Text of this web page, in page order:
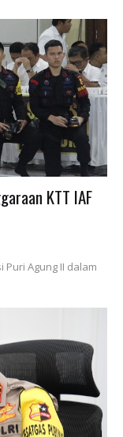
KTT IAF
Puri Agung II dalam